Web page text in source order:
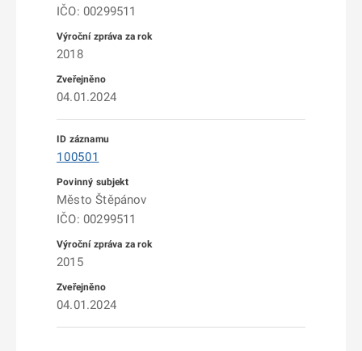
IČO: 00299511
2018
04.01.2024
100501
Město Štěpánov
IČO: 00299511
2015
04.01.2024